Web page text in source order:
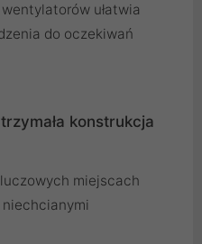
ułatwia
do oczekiwań
konstrukcja
miejscach
niechcianymi